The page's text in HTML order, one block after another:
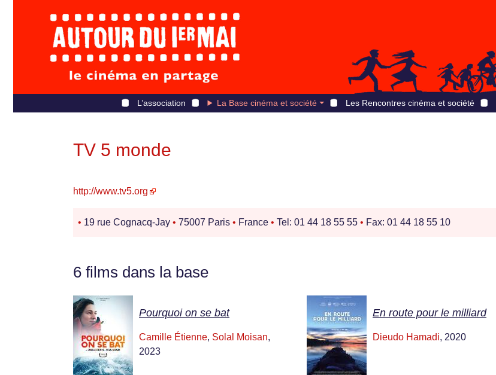
L’association La Base cinéma et société Les Rencontres cinéma et société
TV 5 monde
http://www.tv5.org
• 19 rue Cognacq-Jay • 75007 Paris • France • Tel: 01 44 18 55 55 • Fax: 01 44 18 55 10
6 films dans la base
Pourquoi on se bat
Camille Étienne, Solal Moisan,
2023
En route pour le milliard
Dieudo Hamadi, 2020